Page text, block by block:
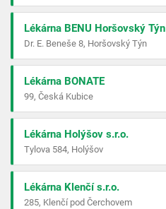
Lékárna BENU Horšovský Týn
Dr. E. Beneše 8, Horšovský Týn
Lékárna BONATE
99, Česká Kubice
Lékárna Holýšov s.r.o.
Tylova 584, Holýšov
Lékárna Klenčí s.r.o.
285, Klenčí pod Čerchovem